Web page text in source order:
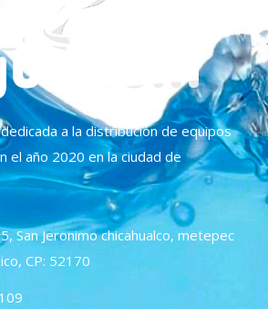
a la distribución de equipos
el año 2020 en la ciudad de
San Jeronimo chicahualco, metepec
CP: 52170